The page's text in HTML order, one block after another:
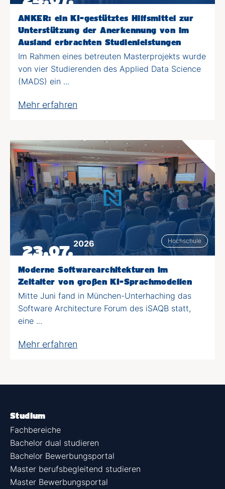
ANKER: ein KI-gestütztes Hilfsmittel zur
Unterstützung der Anerkennung von im
Ausland erbrachten Studienleistungen
Im Rahmen eines betreuten Masterprojekts wurde
von vier Studierenden des Applied Data Science
(MADS) ein ...
Mehr erfahren
Hochschule
23.07.2026
Moderne Softwarearchitekturen im
Zeitalter von großen KI-Sprachmodellen
Mitte Juni fand in München-Unterhaching das
Software Architecture Forum des iSAQB statt,
eine ...
Mehr erfahren
Studium
Fachbereiche
Bachelor dual studieren
Bachelor Bewerbungsportal
Master berufsbegleitend studieren
Master Bewerbungsportal